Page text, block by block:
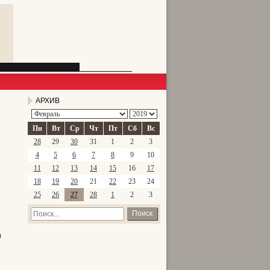
АРХИВ
Пн Вт Ср Чт Пт Сб
Вс
28
29 30 31 1 2
3
4
5 6 7 8 9
10
11
12 13 14 15 16
17
18
19 20 21 22 23
24
25
26 27 28 1 2 3
Поиск